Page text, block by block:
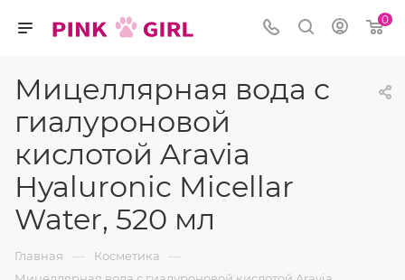
0
Мицеллярная вода с
гиалуроновой
кислотой Aravia
Hyaluronic Micellar
Water, 520 мл
Главная — Косметика —